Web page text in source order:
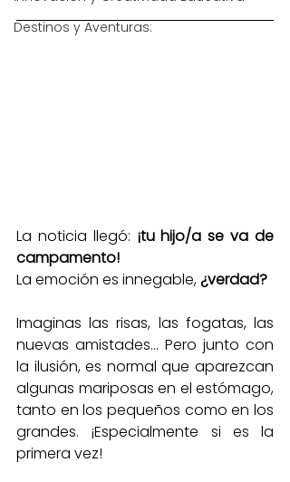
Destinos y Aventuras:
La noticia llegó: ¡tu hijo/a se va de
campamento!
La emoción es innegable, ¿verdad?
Imaginas las risas, las fogatas, las
nuevas amistades... Pero junto con
la ilusión, es normal que aparezcan
algunas mariposas en el estómago,
tanto en los pequeños como en los
grandes. ¡Especialmente si es la
primera vez!